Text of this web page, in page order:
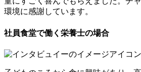
環境に感謝しています。
社員食堂で働く栄養士の場合